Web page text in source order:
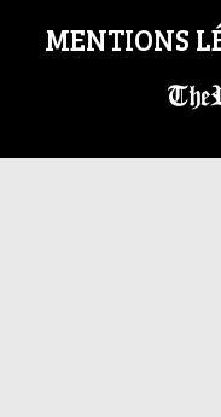
MENTIONS